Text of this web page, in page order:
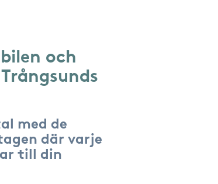
och
med de
där varje
till din